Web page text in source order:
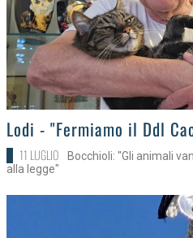
>Lodi - "Fermiamo il Ddl
11 LUGLIO
Bocchioli: "Gli animali
alla legge"